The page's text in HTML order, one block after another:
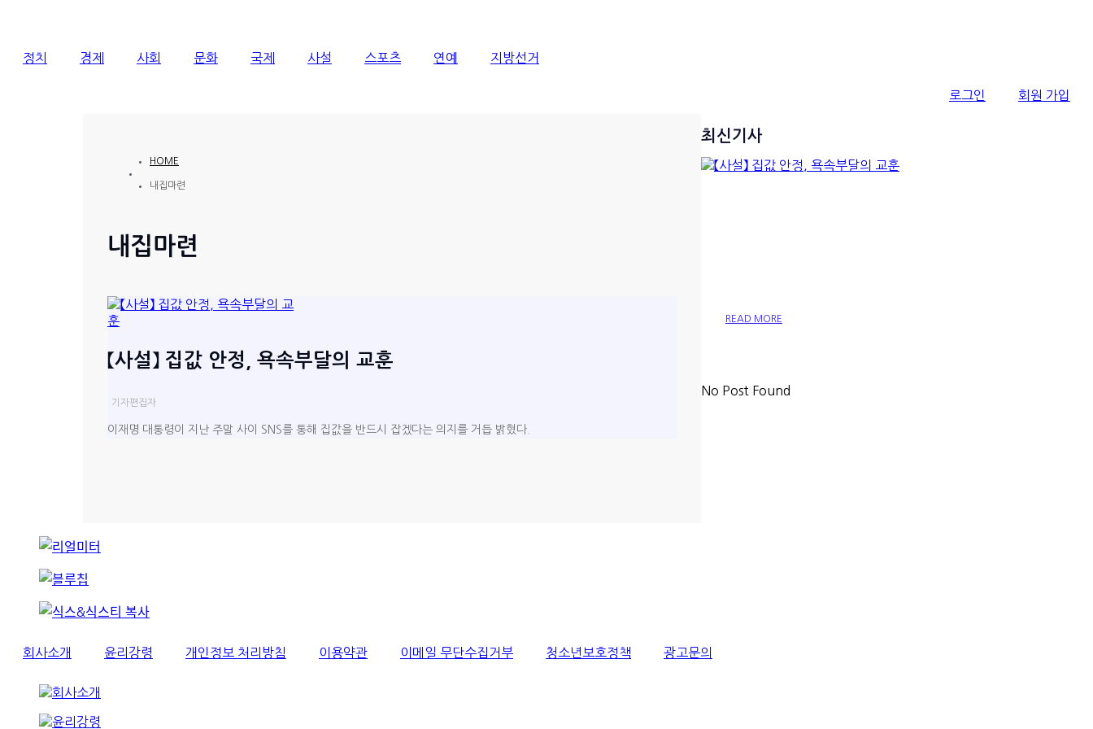
정치 경제 사회 문화 국제 사설 스포츠 연예 지방선거
로그인 회원 가입
HOME
내집마련
내집마련
【사설】 집값 안정, 욕속부달의 교훈
기자편집자
이재명 대통령이 지난 주말 사이 SNS를 통해 집값을 반드시 잡겠다는 의지를 거듭 밝혔다.
최신기사
READ MORE
No Post Found
회사소개 윤리강령 개인정보 처리방침 이용약관 이메일 무단수집거부 청소년보호정책 광고문의